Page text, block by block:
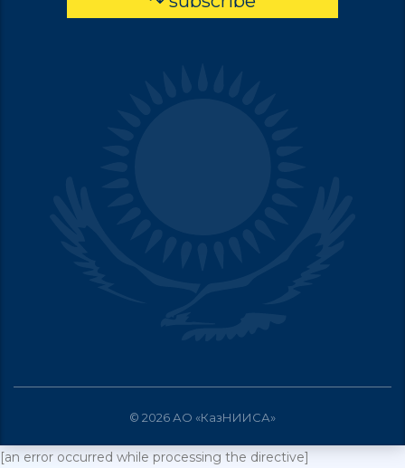
© 2026 АО «КазНИИСА»
[an error occurred while processing the directive]